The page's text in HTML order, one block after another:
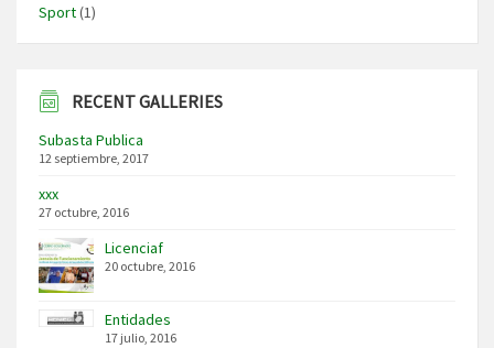
Sport(1)
RECENT GALLERIES
Subasta Publica
12 septiembre, 2017
xxx
27 octubre, 2016
Licenciaf
20 octubre, 2016
Entidades
17 julio, 2016